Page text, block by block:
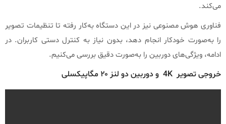
می‌کند.
فناوری هوش مصنوعی نیز در این دستگاه به‌کار رفته تا تنظیمات تصویر
را به‌صورت خودکار انجام دهد، بدون نیاز به کنترل دستی کاربران. در
ادامه، ویژگی‌های دوربین را به‌صورت دقیق بررسی می‌کنیم.
خروجی تصویر 4K و دوربین دو لنز ۲۰ مگاپیکسلی